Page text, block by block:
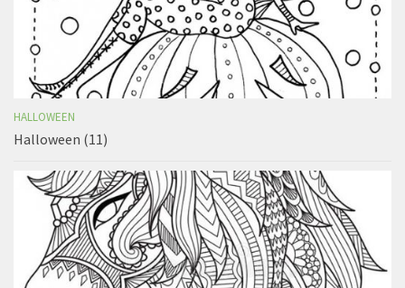
HALLOWEEN
Halloween (11)